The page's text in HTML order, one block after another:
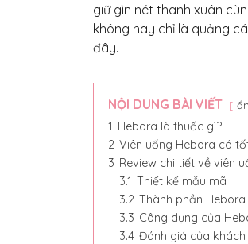
giữ gìn nét thanh xuân
không hay chỉ là quảng
đây.
NỘI DUNG BÀI VIẾT ẩn
1 Hebora là thuốc gì?
2 Viên uống Hebora có
3 Review chi tiết về viên
3.1 Thiết kế mẫu mã
3.2 Thành phần Hebora
3.3 Công dụng của
3.4 Đánh giá của